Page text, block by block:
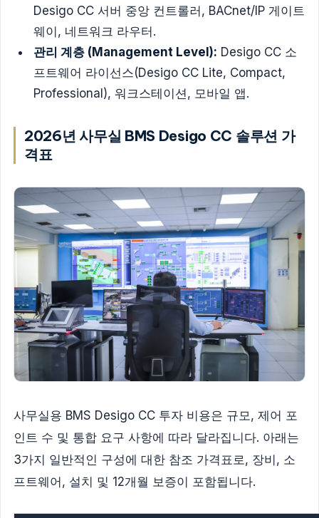
Desigo CC 서버 중앙 컨트롤러, BACnet/IP 게이트
웨이, 네트워크 라우터.
관리 계층 (Management Level): Desigo CC 소
프트웨어 라이선스(Desigo CC Lite, Compact,
Professional), 워크스테이션, 모바일 앱.
2026년 사무실 BMS Desigo CC 솔루션 가
격표
사무실용 BMS Desigo CC 투자 비용은 규모, 제어 포
인트 수 및 통합 요구 사항에 따라 달라집니다. 아래는
3가지 일반적인 구성에 대한 참조 가격표로, 장비, 소
프트웨어, 설치 및 12개월 보증이 포함됩니다.